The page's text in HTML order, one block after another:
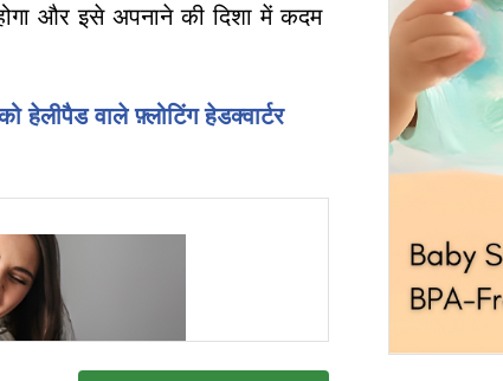
और इसे अपनाने की दिशा में कदम
वाले फ़्लोटिंग हेडक्वार्टर